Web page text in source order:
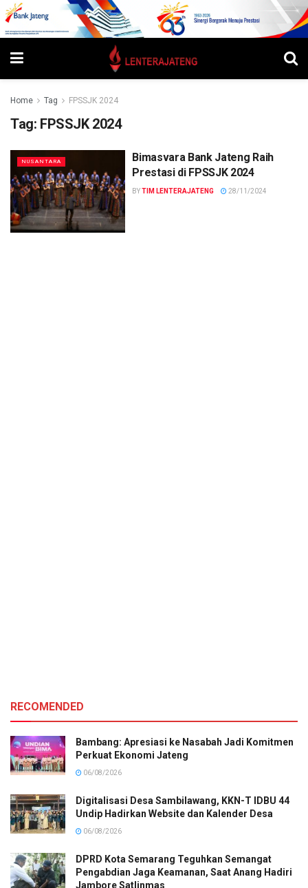
Home Tag FPSSJK 2024
Tag: FPSSJK 2024
NUSANTARA
Bimasvara Bank Jateng Raih
Prestasi di FPSSJK 2024
BYTIM LENTERAJATENG 28/11/2024
RECOMENDED
Bambang: Apresiasi ke Nasabah Jadi Komitmen
Perkuat Ekonomi Jateng
06/08/2026
Digitalisasi Desa Sambilawang, KKN-T IDBU 44
Undip Hadirkan Website dan Kalender Desa
06/08/2026
DPRD Kota Semarang Teguhkan Semangat
Pengabdian Jaga Keamanan, Saat Anang Hadiri
Jambore Satlinmas